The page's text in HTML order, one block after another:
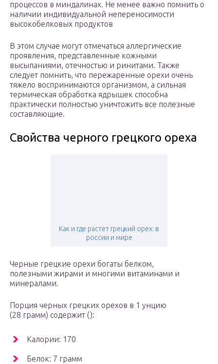
процессов в миндалинах. Не менее важно помнить о
наличии индивидуальной непереносимости
высокобелковых продуктов
В этом случае могут отмечаться аллергические
проявления, представленные кожными
высыпаниями, отечностью и ринитами. Также
следует помнить, что пережаренные орехи очень
тяжело воспринимаются организмом, а сильная
термическая обработка ядрышек способна
практически полностью уничтожить все полезные
составляющие.
Свойства черного грецкого ореха
Как и где растет грецкий орех: в
россии и мире
Черные грецкие орехи богаты белком,
полезными жирами и многими витаминами и
минералами.
Порция черных грецких орехов в 1 унцию
(28 грамм) содержит ():
Калории: 170
Белок: 7 грамм